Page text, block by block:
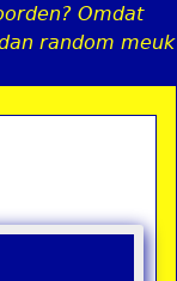
Omdat
random meuk